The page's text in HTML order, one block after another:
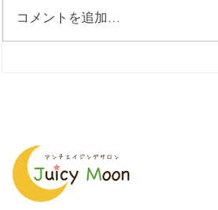
コメントを追加…